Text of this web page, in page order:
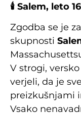
🕯 Salem, leto
Zgodba se je
skupnosti
V strogi,
verjeli, da je
preizkušnjami
Vsako